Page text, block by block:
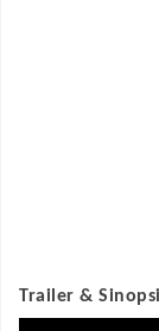
Trailer &